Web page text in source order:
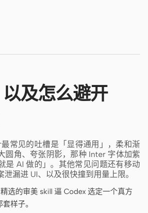
及怎么避开
常见的吐槽是「显得通用」，柔和渐
圆角、夸张阴影，那种 Inter 字体加紫
是 AI 做的」。其他常见问题还有移动
漏进 UI、以及很快撞到用量上限。
精选的审美 skill 逼 Codex 选定一个真方
样子。